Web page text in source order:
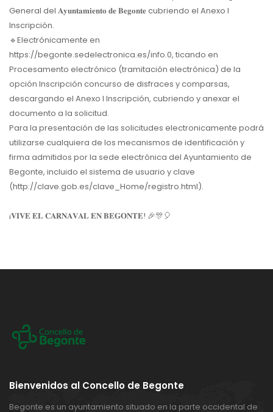
General del 𝐀𝐲𝐮𝐧𝐭𝐚𝐦𝐢𝐞𝐧𝐭𝐨 𝐝𝐞 𝐁𝐞𝐠𝐨𝐧𝐭𝐞 cubriendo el Anexo I
Inscripción.
🔹Electrónicamente en
https://begonte.sedelectronica.es/info.0, ticando en
Procesamento electrónico (tramitación electrónica) de la
opción Inscripción concurso de disfraces y comparsas,
descargando el Anexo I Inscripción, cubriendo y anexar el
documento a la solicitud.
Para la presentación de las solicitudes electronicamente podrá
utilizarse cualquiera de los mecanismos de identificación y
firma admitidos por la sede electrónica del Ayuntamiento de
Begonte, incluido el sistema de usuario y clave
(http://clave.gob.es/clave_Home/registro.html).
¡𝐕𝐈𝐕𝐄 𝐄𝐋 𝐂𝐀𝐑𝐍𝐀𝐕𝐀𝐋 𝐄𝐍 𝐁𝐄𝐆𝐎𝐍𝐓𝐄! 🎉🎊🎈
Bienvenidos al Concello de Begonte
Begonte es un ayuntamiento situado en la parte occidental de